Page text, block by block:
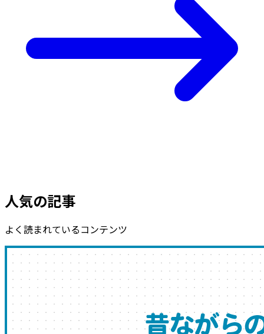
人気の記事
よく読まれているコンテンツ